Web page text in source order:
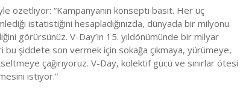
özetliyor: “Kampanyanın konsepti basit. Her üç
istatistiğini hesapladığınızda, dünyada bir milyonu
görürsünüz. V-Day’in 15. yıldönümünde bir milyar
bu şiddete son vermek için sokağa çıkmaya, yürümeye,
çağırıyoruz. V-Day, kolektif gücü ve sınırlar ötesi
istiyor.”